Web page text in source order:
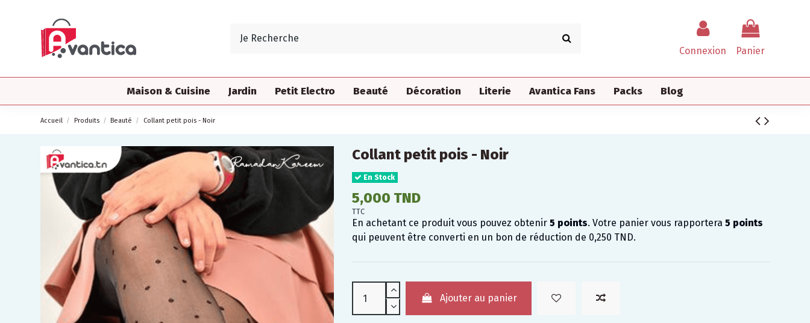
Connexion Panier
Maison & Cuisine Jardin Petit Electro Beauté Décoration Literie Avantica Fans Packs Blog
Accueil Produits Beauté Collant petit pois - Noir
Collant petit pois - Noir
En Stock
5,000 TND
TTC
En achetant ce produit vous pouvez obtenir 5 points. Votre panier vous rapportera 5 points
qui peuvent être converti en un bon de réduction de 0,250 TND.
Ajouter au panier